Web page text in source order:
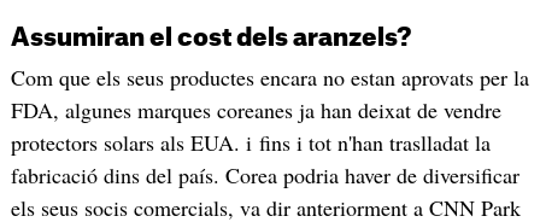
Assumiran el cost dels aranzels?
Com que els seus productes encara no estan aprovats per la
FDA, algunes marques coreanes ja han deixat de vendre
protectors solars als EUA. i fins i tot n'han traslladat la
fabricació dins del país. Corea podria haver de diversificar
els seus socis comercials, va dir anteriorment a CNN Park